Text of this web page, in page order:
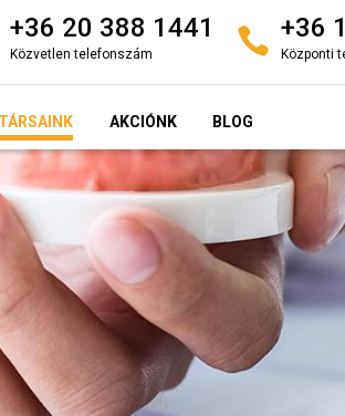
+36 20 388 1441
Közvetlen telefonszám
+36
Központi
AKCIÓNK BLOG